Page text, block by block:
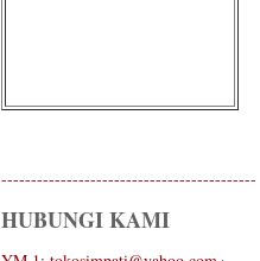
-------------------------------------------
HUBUNGI KAMI